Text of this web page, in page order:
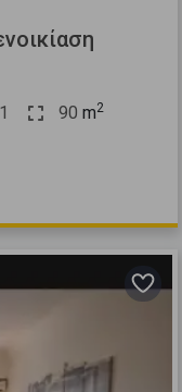
1 90 m2